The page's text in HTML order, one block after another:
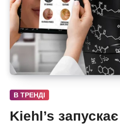
В ТРЕНДІ
Kiehl’s